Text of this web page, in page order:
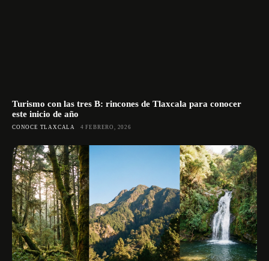
Turismo con las tres B: rincones de Tlaxcala para conocer
este inicio de año
CONOCE TLAXCALA 4 FEBRERO, 2026